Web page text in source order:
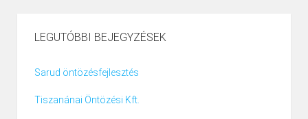
LEGUTÓBBI BEJEGYZÉSEK
Sarud öntözésfejlesztés
Tiszanánai Öntözési Kft.